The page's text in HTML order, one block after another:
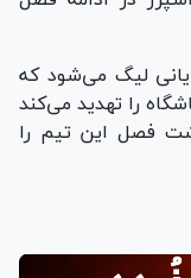
لیگ می‌شود که
را تهدید می‌کند
فصل این تیم را